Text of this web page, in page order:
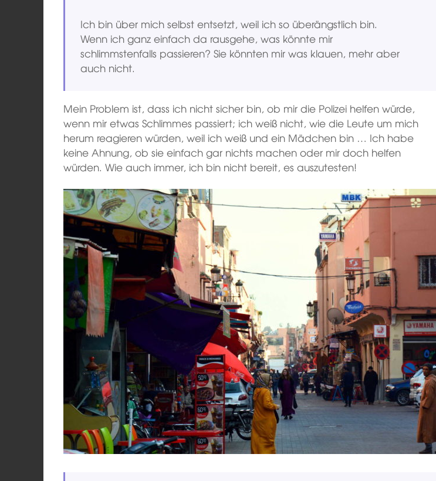
Ich bin über mich selbst entsetzt, weil ich so überängstlich bin.
Wenn ich ganz einfach da rausgehe, was könnte mir
schlimmstenfalls passieren? Sie könnten mir was klauen, mehr aber
auch nicht.
Mein Problem ist, dass ich nicht sicher bin, ob mir die Polizei helfen würde,
wenn mir etwas Schlimmes passiert; ich weiß nicht, wie die Leute um mich
herum reagieren würden, weil ich weiß und ein Mädchen bin … Ich habe
keine Ahnung, ob sie einfach gar nichts machen oder mir doch helfen
würden. Wie auch immer, ich bin nicht bereit, es auszutesten!